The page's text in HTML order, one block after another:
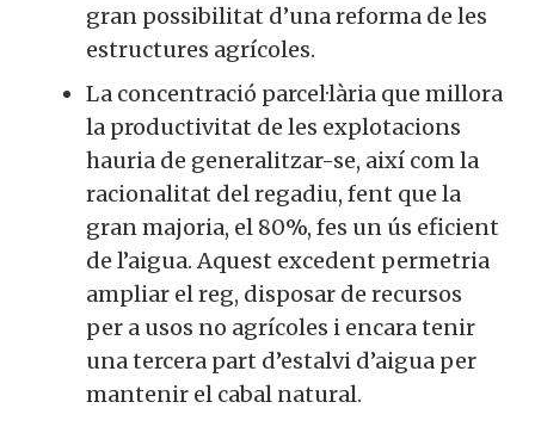
gran possibilitat d’una reforma de les
estructures agrícoles.
La concentració parcel·lària que millora
la productivitat de les explotacions
hauria de generalitzar-se, així com la
racionalitat del regadiu, fent que la
gran majoria, el 80%, fes un ús eficient
de l’aigua. Aquest excedent permetria
ampliar el reg, disposar de recursos
per a usos no agrícoles i encara tenir
una tercera part d’estalvi d’aigua per
mantenir el cabal natural.